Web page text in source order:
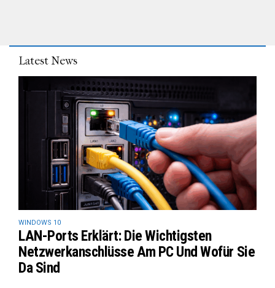
Latest News
WINDOWS 10
LAN-Ports Erklärt: Die Wichtigsten
Netzwerkanschlüsse Am PC Und Wofür Sie
Da Sind